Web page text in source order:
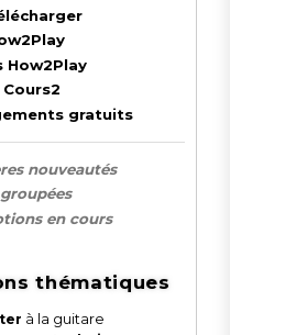
gratuits
nouveautés
en cours
thématiques
à la guitare